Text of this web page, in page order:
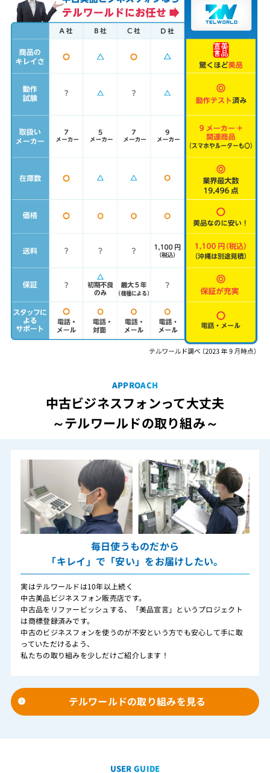
APPROACH
中古ビジネスフォンって大丈夫
～テルワールドの取り組み～
毎日使うものだから
「キレイ」で「安い」をお届けしたい。
実はテルワールドは10年以上続く
中古美品ビジネスフォン販売店です。
中古品をリファービッシュする、「美品宣言」というプロジェクト
は商標登録済みです。
中古のビジネスフォンを使うのが不安という方でも安心して手に取
っていただけるよう、
私たちの取り組みを少しだけご紹介します！
テルワールドの取り組みを見る
USER GUIDE